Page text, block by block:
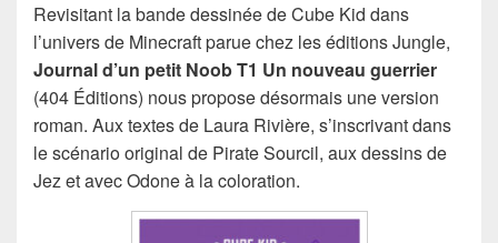
Revisitant la bande dessinée de Cube Kid dans
l’univers de Minecraft parue chez les éditions Jungle,
Journal d’un petit Noob T1 Un nouveau guerrier
(404 Éditions) nous propose désormais une version
roman. Aux textes de Laura Rivière, s’inscrivant dans
le scénario original de Pirate Sourcil, aux dessins de
Jez et avec Odone à la coloration.